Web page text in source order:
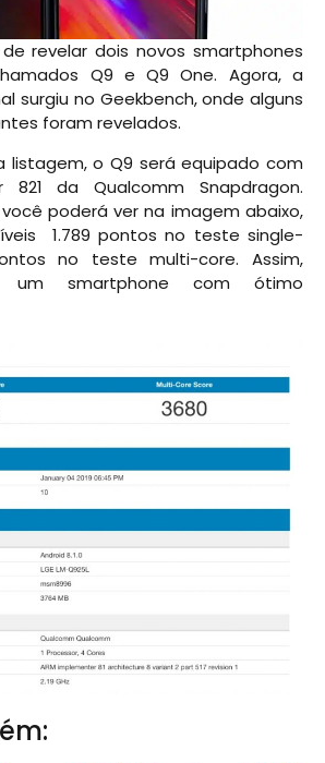
revelar dois novos smartphones
Q9 e Q9 One. Agora, a
surgiu no Geekbench, onde alguns
foram revelados.
listagem, o Q9 será equipado com
821 da Qualcomm Snapdragon.
poderá ver na imagem abaixo,
1.789 pontos no teste single-
no teste multi-core. Assim,
um smartphone com ótimo